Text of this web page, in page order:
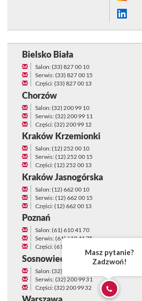
Bielsko Biała
Salon: (33) 827 00 10
Serwis: (33) 827 00 15
Części: (33) 827 00 13
Chorzów
Salon: (32) 200 99 10
Serwis: (32) 200 99 11
Części: (32) 200 99 12
Kraków Krzemionki
Salon: (12) 252 00 10
Serwis: (12) 252 00 15
Części: (12) 252 00 13
Kraków Jasnogórska
Salon: (12) 662 00 10
Serwis: (12) 662 00 15
Części: (12) 662 00 13
Poznań
Salon: (61) 610 41 70
Serwis: (61) 610 41 75
Części: (61) 610 41 73
Sosnowiec
Salon: (32) 200 99 30
Serwis: (32) 200 99 31
Części: (32) 200 99 32
Masz pytanie?
Zadzwoń!